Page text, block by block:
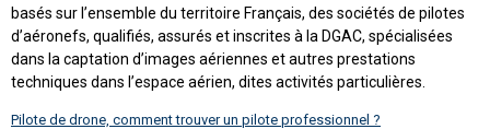
basés sur l’ensemble du territoire Français, des sociétés de pilotes
d’aéronefs, qualifiés, assurés et inscrites à la DGAC, spécialisées
dans la captation d’images aériennes et autres prestations
techniques dans l’espace aérien, dites activités particulières.
Pilote de drone, comment trouver un pilote professionnel ?